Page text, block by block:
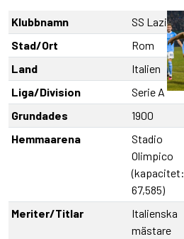
Klubbnamn
SS Lazio
Stad/Ort
Rom
Land
Italien
Liga/Division
Serie A
Grundades
1900
Hemmaarena
Stadio
Olimpico
(kapacitet:
67,585)
Meriter/Titlar
Italienska
mästare